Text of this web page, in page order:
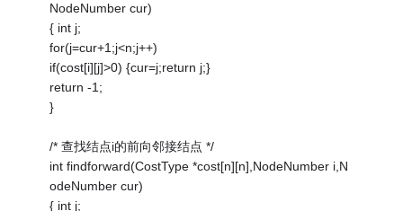
NodeNumber cur)
{ int j;
for(j=cur+1;j<n;j++)
if(cost[i][j]>0) {cur=j;return j;}
return -1;
}
/* 查找结点i的前向邻接结点 */
int findforward(CostType *cost[n][n],NodeNumber i,N
odeNumber cur)
{ int j;